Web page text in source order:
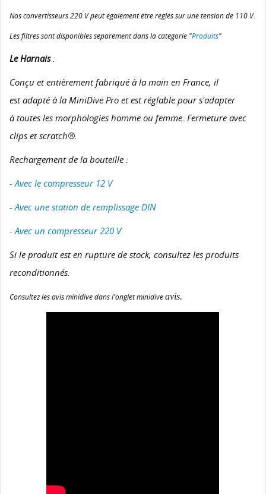
Nos convertisseurs 220 V peut également être réglés sur une tension de 110 V.
Les filtres sont disponibles séparément dans la catégorie "Produits"
Le Harnais:
Conçu et entièrement fabriqué à la main en France, il
est adapté à la MiniDive Pro et est réglable pour s'adapter
à toutes les morphologies homme ou femme. Fermeture avec
clips et scratch®.
Rechargement de la bouteille :
- Avec le compresseur 12 V
- Avec une station de remplissage DIN
- Avec un compresseur 220 V
Si le produit est en rupture de stock, consultez les produits
reconditionnés.
Consultez les avis minidive dans l'onglet minidiveavis.